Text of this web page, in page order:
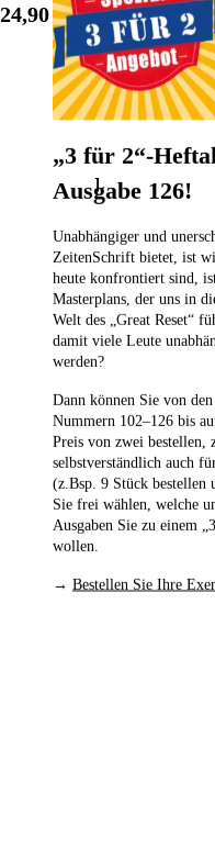
24,90 €
Unsere
„3 für 2“-
Ausgabe 126!
Unabhängiger und
ZeitenSchrift bietet, ist
heute konfrontiert sind,
Masterplans, der uns in
Welt des „Great Reset“
damit viele Leute
werden?
Dann können Sie von
Nummern 102–126 bis
Preis von zwei bestellen,
selbstverständlich auch
(z.Bsp. 9 Stück bestellen
Sie frei wählen, welche
Ausgaben Sie zu einem
wollen.
→ Bestellen Sie Ihre